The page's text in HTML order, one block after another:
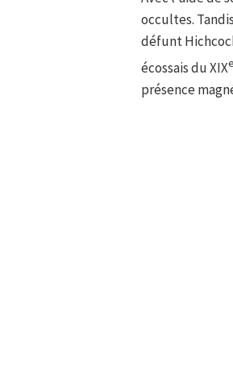
occultes.
défunt
écossais du XIXe
présence